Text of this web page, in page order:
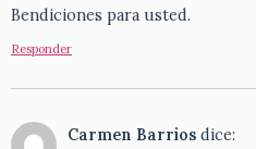
Bendiciones para usted.
Responder
Carmen Barrios dice: